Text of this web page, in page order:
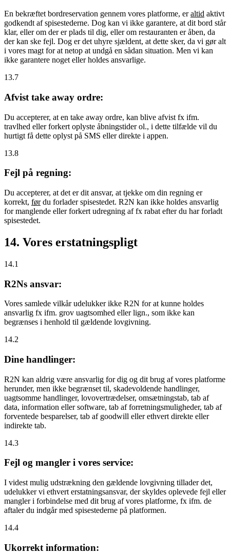
En bekræftet bordreservation gennem vores platforme, eraltid aktivt
godkendt af spisestederne. Dog kan vi ikke garantere, at dit bord står
klar, eller om der er plads til dig, eller om restauranten er åben, da
der kan ske fejl. Dog er det uhyre sjældent, at dette sker, da vi gør alt
i vores magt for at netop at undgå en sådan situation. Men vi kan
ikke garantere noget eller holdes ansvarlige.
13.7
Afvist take away ordre:
Du accepterer, at en take away ordre, kan blive afvist fx ifm.
travlhed eller forkert oplyste åbningstider ol., i dette tilfælde vil du
hurtigt få dette oplyst på SMS eller direkte i appen.
13.8
Fejl på regning:
Du accepterer, at det er dit ansvar, at tjekke om din regning er
korrekt, førdu forlader spisestedet. R2N kan ikke holdes ansvarlig
for manglende eller forkert udregning af fx rabat efter du har forladt
spisestedet.
14. Vores erstatningspligt
14.1
R2Ns ansvar:
Vores samlede vilkår udelukker ikke R2N for at kunne holdes
ansvarlig fx ifm. grov uagtsomhed eller lign., som ikke kan
begrænses i henhold til gældende lovgivning.
14.2
Dine handlinger:
R2N kan aldrig være ansvarlig for dig og dit brug af vores platforme
herunder, men ikke begrænset til, skadevoldende handlinger,
uagtsomme handlinger, lovovertrædelser, omsætningstab, tab af
data, information eller software, tab af forretningsmuligheder, tab af
forventede besparelser, tab af goodwill eller ethvert direkte eller
indirekte tab.
14.3
Fejl og mangler i vores service:
I videst mulig udstrækning den gældende lovgivning tillader det,
udelukker vi ethvert erstatningsansvar, der skyldes oplevede fejl eller
mangler i forbindelse med dit brug af vores platforme, fx ifm. de
aftaler du indgår med spisestederne på platformen.
14.4
Ukorrekt information: